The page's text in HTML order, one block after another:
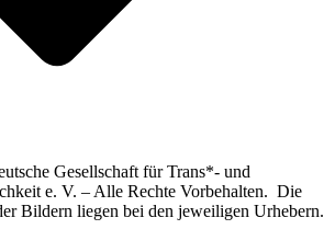
Gesellschaft für Trans*- und
e. V. – Alle Rechte Vorbehalten. Die
Bildern liegen bei den jeweiligen Urhebern.